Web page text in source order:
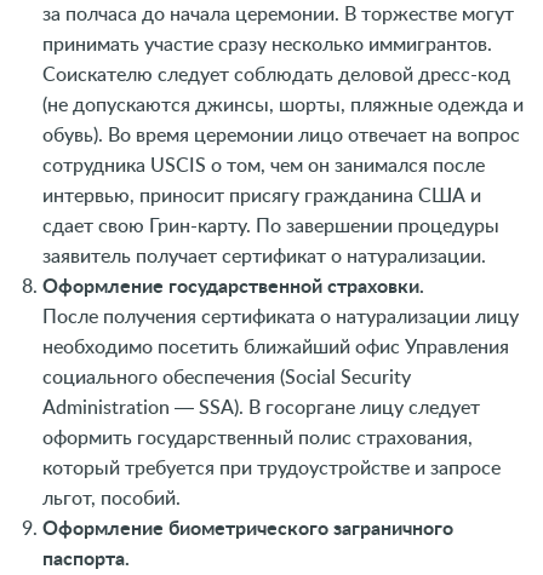
за полчаса до начала церемонии. В торжестве могут
принимать участие сразу несколько иммигрантов.
Соискателю следует соблюдать деловой дресс-код
(не допускаются джинсы, шорты, пляжные одежда и
обувь). Во время церемонии лицо отвечает на вопрос
сотрудника USCIS о том, чем он занимался после
интервью, приносит присягу гражданина США и
сдает свою Грин-карту. По завершении процедуры
заявитель получает сертификат о натурализации.
Оформление государственной страховки.
После получения сертификата о натурализации лицу
необходимо посетить ближайший офис Управления
социального обеспечения (Social Security
Administration ― SSA). В госоргане лицу следует
оформить государственный полис страхования,
который требуется при трудоустройстве и запросе
льгот, пособий.
Оформление биометрического заграничного
паспорта.